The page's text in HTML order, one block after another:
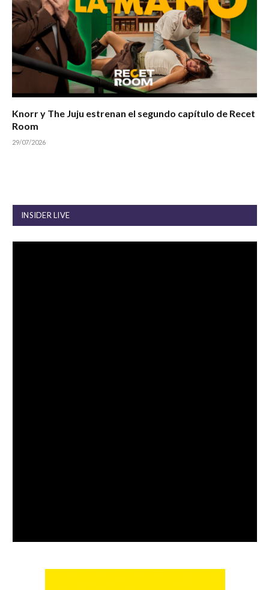
Knorr y The Juju estrenan el segundo capítulo de Recet
Room
29/07/2026
INSIDER LIVE